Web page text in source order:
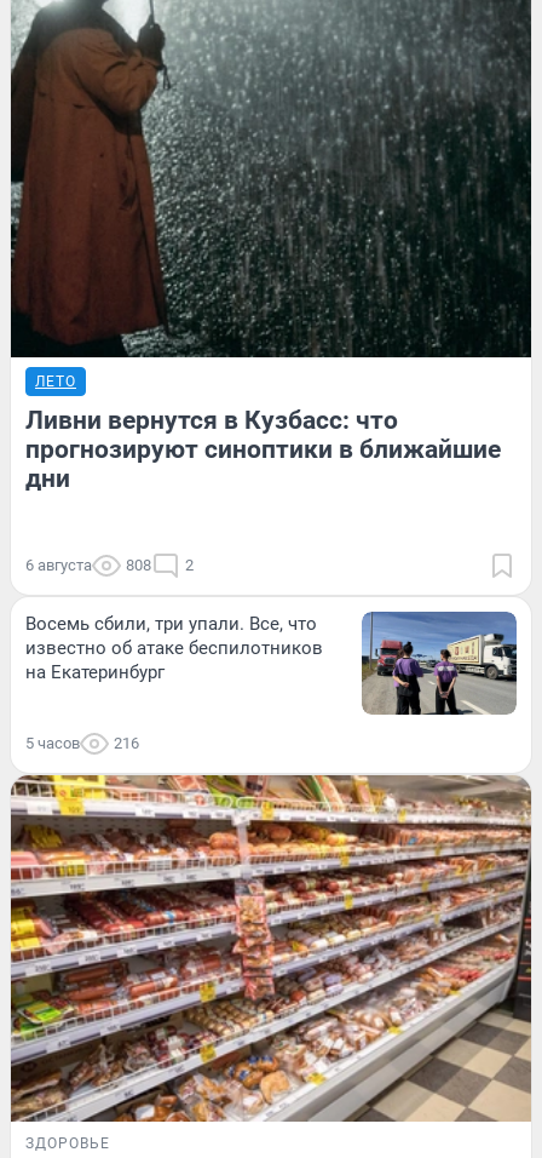
ЛЕТО
Ливни вернутся в Кузбасс: что
прогнозируют синоптики в ближайшие
дни
6 августа 808 2
Восемь сбили, три упали. Все, что
известно об атаке беспилотников
на Екатеринбург
5 часов 216
ЗДОРОВЬЕ